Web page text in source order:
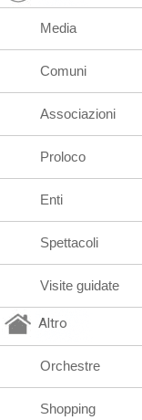
Media
Comuni
Associazioni
Proloco
Enti
Spettacoli
Visite guidate
Altro
Orchestre
Shopping